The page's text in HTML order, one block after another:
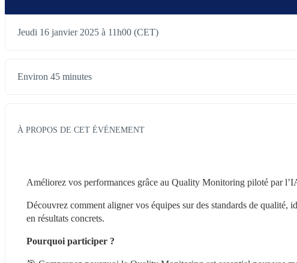
Jeudi 16 janvier 2025 à 11h00 (CET)
Environ 45 minutes
À PROPOS DE CET ÉVÉNEMENT
Améliorez vos performances grâce au Quality Monitoring piloté par
Découvrez comment aligner vos équipes sur des standards de qualité,
en résultats concrets.
Pourquoi participer ?